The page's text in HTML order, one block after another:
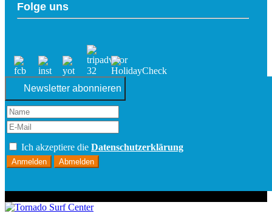
Folge uns
Newsletter abonnieren
Ich akzeptiere die Datenschutzerklärung
Anmelden Abmelden